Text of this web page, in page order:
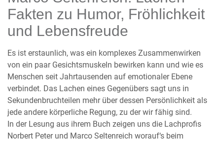
Fakten zu Humor, Fröhlichkeit
und Lebensfreude
Es ist erstaunlich, was ein komplexes Zusammenwirken
von ein paar Gesichtsmuskeln bewirken kann und wie es
Menschen seit Jahrtausenden auf emotionaler Ebene
verbindet. Das Lachen eines Gegenübers sagt uns in
Sekundenbruchteilen mehr über dessen Persönlichkeit als
jede andere körperliche Regung, zu der wir fähig sind.
In der Lesung aus ihrem Buch zeigen uns die Lachprofis
Norbert Peter und Marco Seltenreich worauf‘s beim